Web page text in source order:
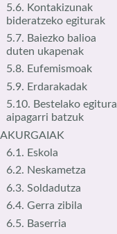
5.6. Kontakizunak
bideratzeko egiturak
5.7. Baiezko balioa
duten ukapenak
5.8. Eufemismoak
5.9. Erdarakadak
5.10. Bestelako egitura
aipagarri batzuk
6.1. Eskola
6.2. Neskametza
6.3. Soldadutza
6.4. Gerra zibila
6.5. Baserria